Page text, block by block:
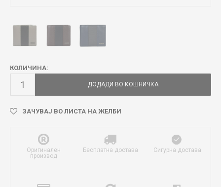
КОЛИЧИНА:
ДОДАДИ ВО КОШНИЧКА
ЗАЧУВАЈ ВО ЛИСТА НА ЖЕЛБИ
Оригинален
производ
Бесплатна достава Сигурна достава